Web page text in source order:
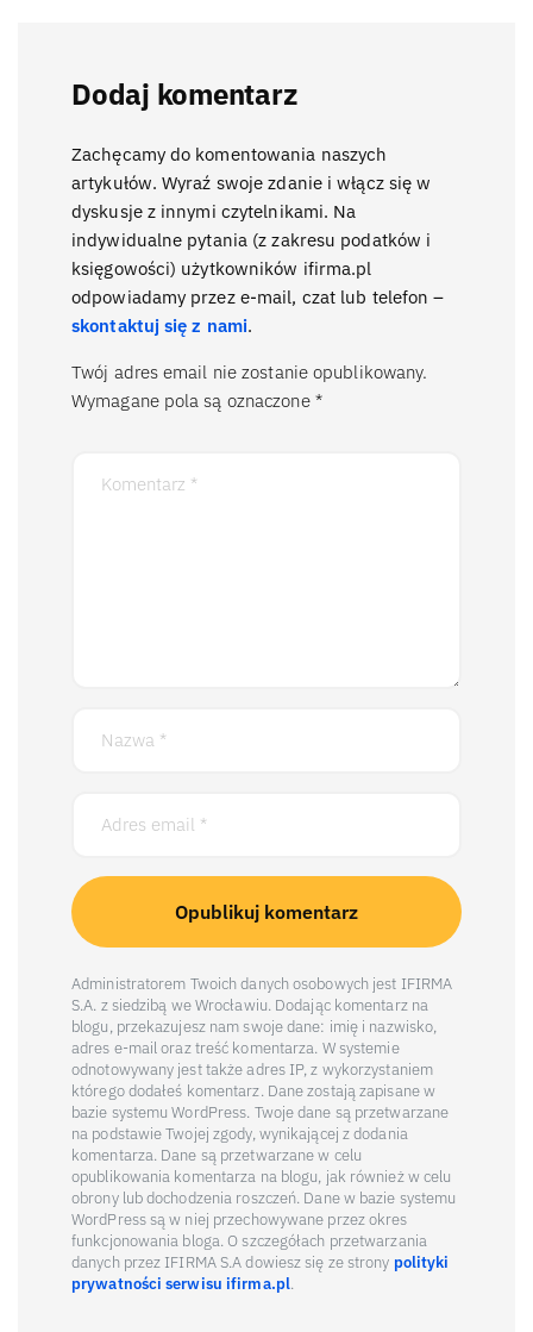
Dodaj komentarz
Zachęcamy do komentowania naszych
artykułów. Wyraź swoje zdanie i włącz się w
dyskusje z innymi czytelnikami. Na
indywidualne pytania (z zakresu podatków i
księgowości) użytkowników ifirma.pl
odpowiadamy przez e-mail, czat lub telefon –
skontaktuj się z nami.
Twój adres email nie zostanie opublikowany.
Wymagane pola są oznaczone *
Administratorem Twoich danych osobowych jest IFIRMA
S.A. z siedzibą we Wrocławiu. Dodając komentarz na
blogu, przekazujesz nam swoje dane: imię i nazwisko,
adres e-mail oraz treść komentarza. W systemie
odnotowywany jest także adres IP, z wykorzystaniem
którego dodałeś komentarz. Dane zostają zapisane w
bazie systemu WordPress. Twoje dane są przetwarzane
na podstawie Twojej zgody, wynikającej z dodania
komentarza. Dane są przetwarzane w celu
opublikowania komentarza na blogu, jak również w celu
obrony lub dochodzenia roszczeń. Dane w bazie systemu
WordPress są w niej przechowywane przez okres
funkcjonowania bloga. O szczegółach przetwarzania
danych przez IFIRMA S.A dowiesz się ze strony polityki
prywatności serwisu ifirma.pl.